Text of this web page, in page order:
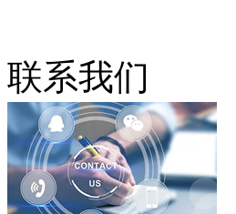
联系我们